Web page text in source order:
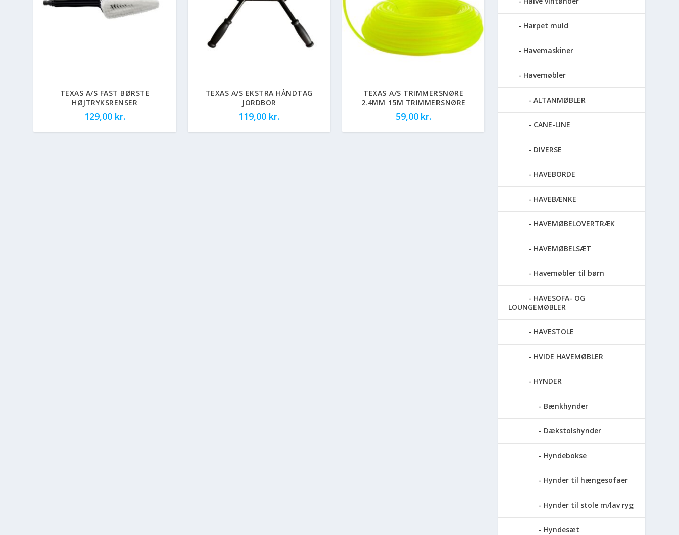
TEXAS A/S FAST BØRSTE
HØJTRYKSRENSER
129,00 kr.
TEXAS A/S EKSTRA HÅNDTAG
JORDBOR
119,00 kr.
TEXAS A/S TRIMMERSNØRE
2.4MM 15M TRIMMERSNØRE
59,00 kr.
Harpet muld
Havemaskiner
Havemøbler
ALTANMØBLER
CANE-LINE
DIVERSE
HAVEBORDE
HAVEBÆNKE
HAVEMØBELOVERTRÆK
HAVEMØBELSÆT
Havemøbler til børn
HAVESOFA- OG
LOUNGEMØBLER
HAVESTOLE
HVIDE HAVEMØBLER
HYNDER
Bænkhynder
Dækstolshynder
Hyndebokse
Hynder til hængesofaer
Hynder til stole m/lav ryg
Hyndesæt